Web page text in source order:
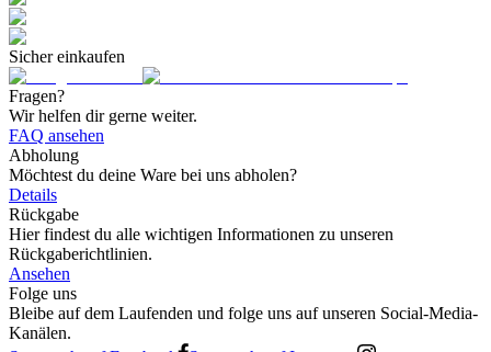
Sicher einkaufen
Fragen?
Wir helfen dir gerne weiter.
FAQ ansehen
Abholung
Möchtest du deine Ware bei uns abholen?
Details
Rückgabe
Hier findest du alle wichtigen Informationen zu unseren
Rückgaberichtlinien.
Ansehen
Folge uns
Bleibe auf dem Laufenden und folge uns auf unseren Social-Media-
Kanälen.